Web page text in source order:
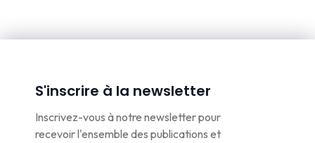
S'inscrire à la newsletter
Inscrivez-vous à notre newsletter pour
recevoir l'ensemble des publications et